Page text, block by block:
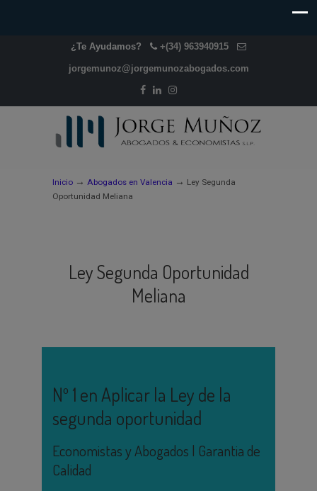
¿Te Ayudamos? +(34) 963940915
jorgemunoz@jorgemunozabogados.com
Inicio → Abogados en Valencia → Ley Segunda
Oportunidad Meliana
Ley Segunda Oportunidad
Meliana
Nº 1 en Aplicar la Ley de la
segunda oportunidad
Economistas y Abogados | Garantia de
Calidad